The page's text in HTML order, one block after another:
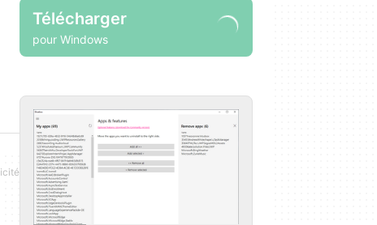
Télécharger
pour Windows